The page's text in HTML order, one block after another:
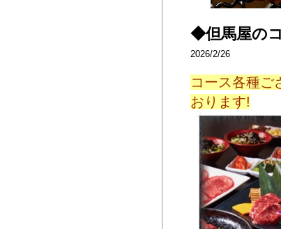
◆但馬屋の
2026/2/26
コース各種ご
おります!